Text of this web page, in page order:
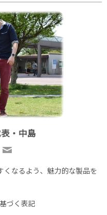
・中島
なるよう、魅力的な製品を
づく表記